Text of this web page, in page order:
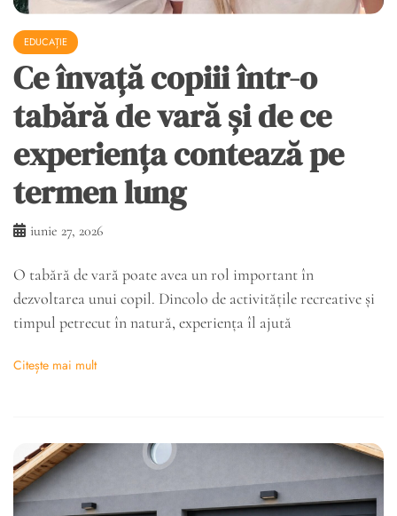
EDUCAȚIE
Ce învață copiii într-o
tabără de vară și de ce
experiența contează pe
termen lung
iunie 27, 2026
O tabără de vară poate avea un rol important în
dezvoltarea unui copil. Dincolo de activitățile recreative și
timpul petrecut în natură, experiența îl ajută
Citește mai mult